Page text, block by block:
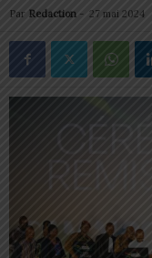
Par Redaction - 27 mai 2024